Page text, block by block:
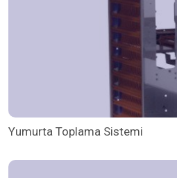
Yumurta Toplama Sistemi